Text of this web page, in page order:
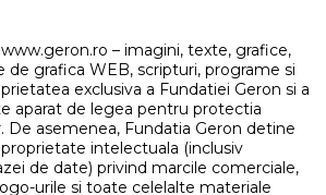
– imagini, texte, grafice,
de grafica WEB, scripturi, programe si
exclusiva a Fundatiei Geron si a
aparat de legea pentru protectia
De asemenea, Fundatia Geron detine
intelectuala (inclusiv
de date) privind marcile comerciale,
urile si toate celelalte materiale